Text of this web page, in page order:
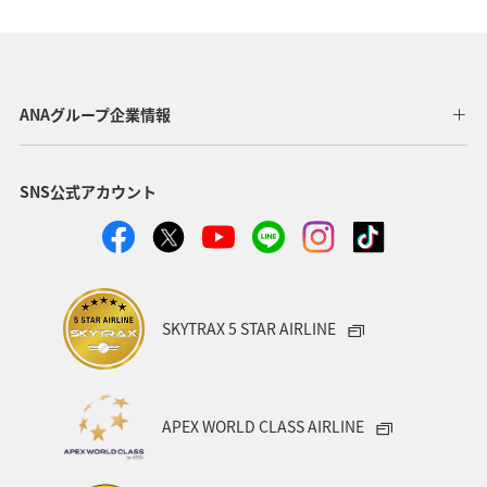
ANAグループ企業情報
SNS公式アカウント
SKYTRAX 5 STAR AIRLINE
APEX WORLD CLASS AIRLINE